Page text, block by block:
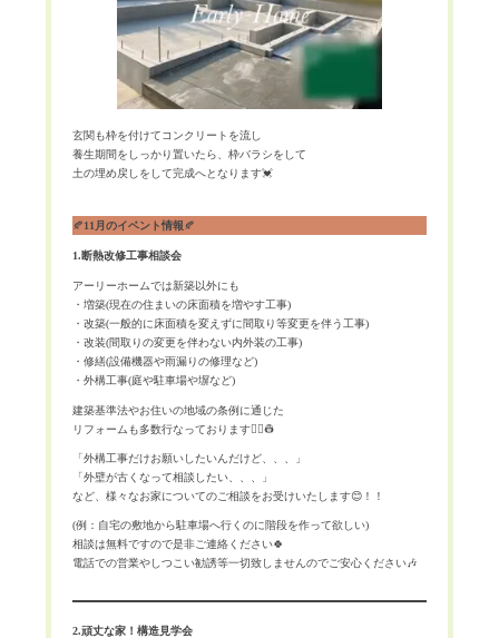
玄関も枠を付けてコンクリートを流し
養生期間をしっかり置いたら、枠バラシをして
土の埋め戻しをして完成へとなります💓
🍂11月のイベント情報🍂
1.断熱改修工事相談会
アーリーホームでは新築以外にも
・増築(現在の住まいの床面積を増やす工事)
・改築(一般的に床面積を変えずに間取り等変更を伴う工事)
・改装(間取りの変更を伴わない内外装の工事)
・修繕(設備機器や雨漏りの修理など)
・外構工事(庭や駐車場や塀など)
建築基準法やお住いの地域の条例に通じた
リフォームも多数行なっております👷‍♀️👷
「外構工事だけお願いしたいんだけど、、、」
「外壁が古くなって相談したい、、、」
など、様々なお家についてのご相談をお受けいたします😊！！
(例：自宅の敷地から駐車場へ行くのに階段を作って欲しい)
相談は無料ですので是非ご連絡ください🍀
電話での営業やしつこい勧誘等一切致しませんのでご安心ください🎶
2.頑丈な家！構造見学会